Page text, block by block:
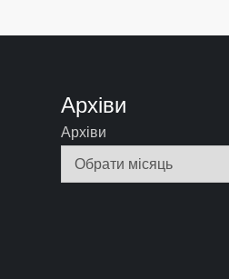
г
ц
і
Архіви
Архіви